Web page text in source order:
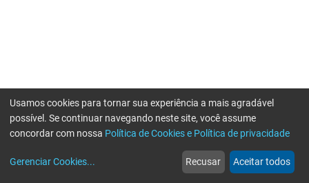
web
Notícias
more_horiz
Mais
Usamos cookies para tornar sua experiência a mais agradável
possível. Se continuar navegando neste site, você assume
concordar com nossa Política de Cookies e Política de privacidade
Gerenciar Cookies... Recusar Aceitar todos
Erro ao enviar informações, por favor tente novamente